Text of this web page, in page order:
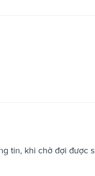
tin, khi chờ đợi được